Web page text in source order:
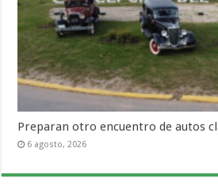
Preparan otro encuentro de autos
6 agosto, 2026